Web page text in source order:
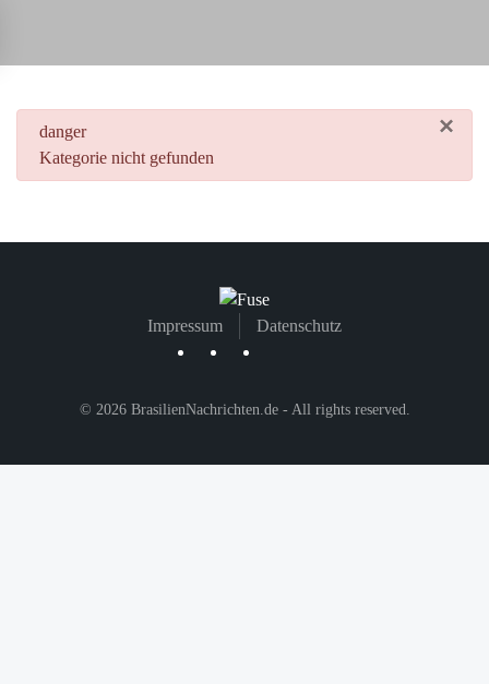
Zum Hauptinhalt springen
×
danger
Kategorie nicht gefunden
Impressum Datenschutz
© 2026BrasilienNachrichten.de - All rights reserved.